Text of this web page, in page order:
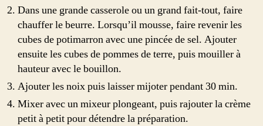
Dans une grande casserole ou un grand fait-tout, faire
chauffer le beurre. Lorsqu’il mousse, faire revenir les
cubes de potimarron avec une pincée de sel. Ajouter
ensuite les cubes de pommes de terre, puis mouiller à
hauteur avec le bouillon.
Ajouter les noix puis laisser mijoter pendant 30 min.
Mixer avec un mixeur plongeant, puis rajouter la crème
petit à petit pour détendre la préparation.